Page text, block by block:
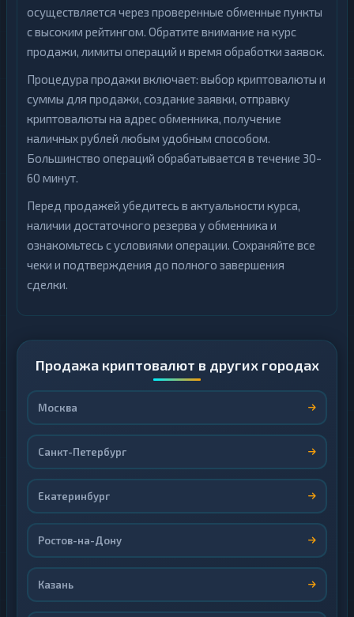
осуществляется через проверенные обменные пункты
с высоким рейтингом. Обратите внимание на курс
продажи, лимиты операций и время обработки заявок.
Процедура продажи включает: выбор криптовалюты и
суммы для продажи, создание заявки, отправку
криптовалюты на адрес обменника, получение
наличных рублей любым удобным способом.
Большинство операций обрабатывается в течение 30-
60 минут.
Перед продажей убедитесь в актуальности курса,
наличии достаточного резерва у обменника и
ознакомьтесь с условиями операции. Сохраняйте все
чеки и подтверждения до полного завершения
сделки.
Продажа криптовалют в других городах
Москва
Санкт-Петербург
Екатеринбург
Ростов-на-Дону
Казань